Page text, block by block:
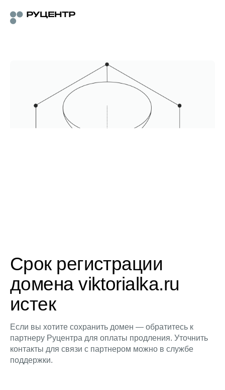
Срок регистрации
домена viktorialka.ru
истек
Если вы хотите сохранить домен — обратитесь к
партнеру Руцентра для оплаты продления. Уточнить
контакты для связи с партнером можно в службе
поддержки.